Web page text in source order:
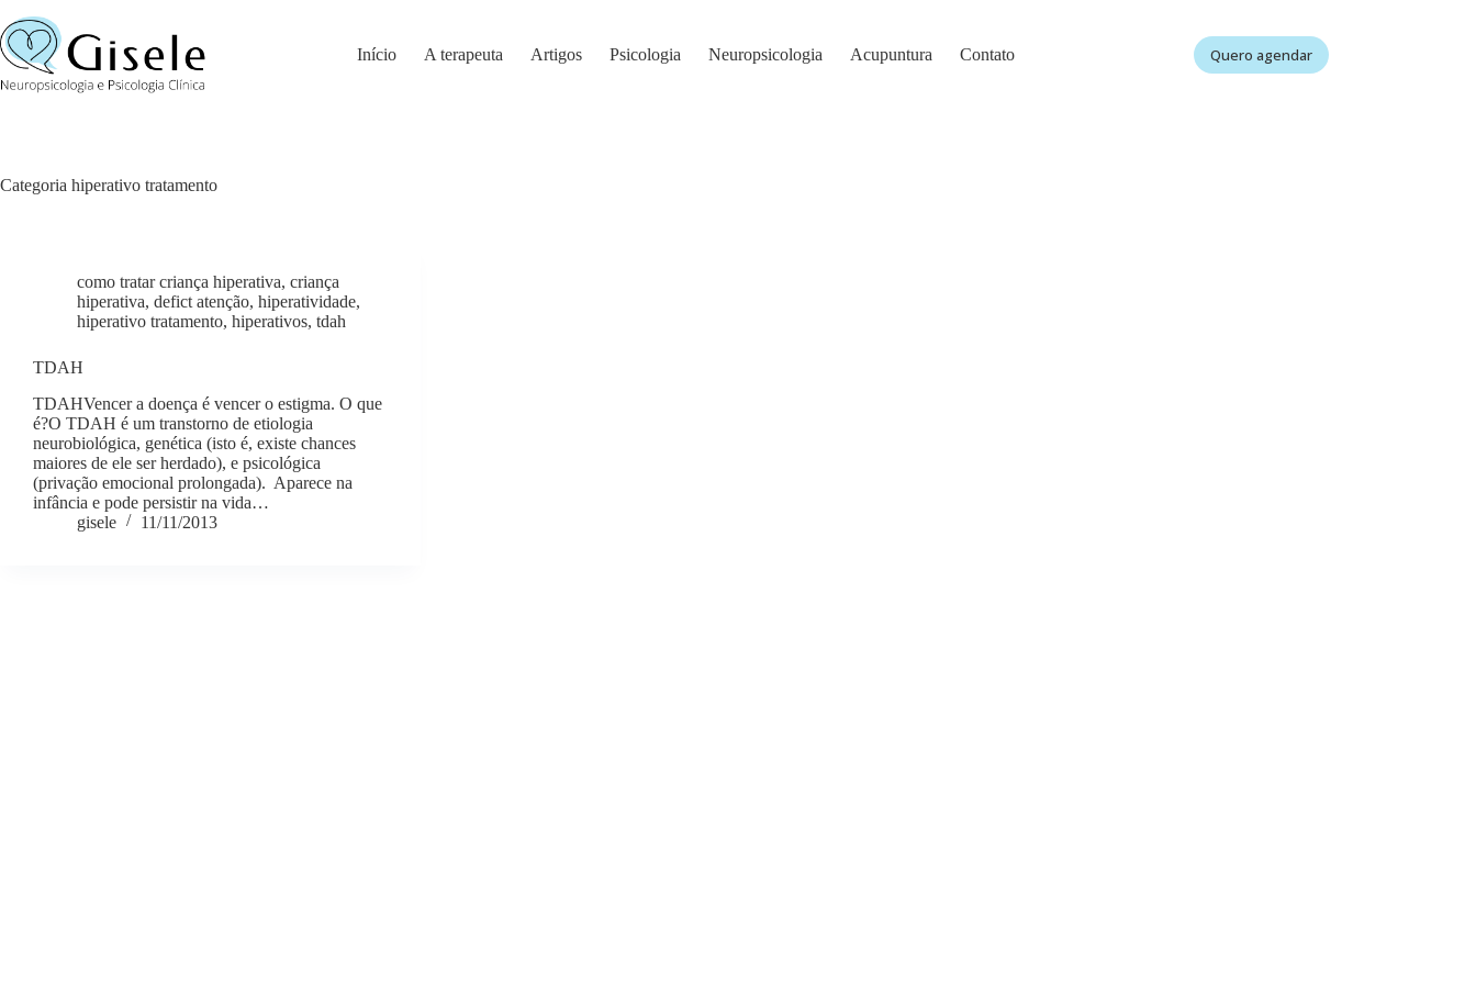
para
o
conteúdo
Início A terapeuta Artigos Psicologia Neuropsicologia Acupuntura Contato Quero agendar
Categoria hiperativo tratamento
como tratar criança hiperativa, criança
hiperativa, defict atenção, hiperatividade,
hiperativo tratamento, hiperativos, tdah
TDAH
TDAHVencer a doença é vencer o estigma. O que
é?O TDAH é um transtorno de etiologia
neurobiológica, genética (isto é, existe chances
maiores de ele ser herdado), e psicológica
(privação emocional prolongada). Aparece na
infância e pode persistir na vida…
gisele
11/11/2013